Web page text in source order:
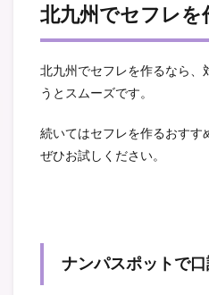
北九州でセフレを
北九州でセフレを作るなら、
うとスムーズです。
続いてはセフレを作るおすす
ぜひお試しください。
ナンパスポットで口